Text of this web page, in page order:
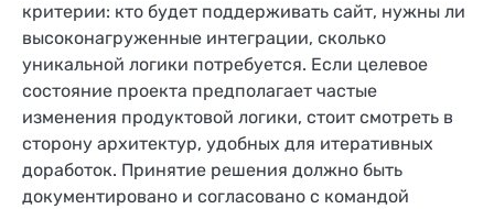
критерии: кто будет поддерживать сайт, нужны ли
высоконагруженные интеграции, сколько
уникальной логики потребуется. Если целевое
состояние проекта предполагает частые
изменения продуктовой логики, стоит смотреть в
сторону архитектур, удобных для итеративных
доработок. Принятие решения должно быть
документировано и согласовано с командой